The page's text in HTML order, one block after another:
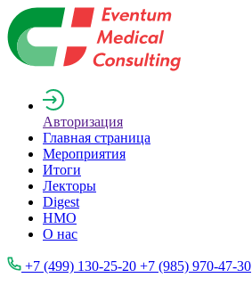
Авторизация
Главная страница
Мероприятия
Итоги
Лекторы
Digest
НМО
О нас
+7 (499) 130-25-20 +7 (985) 970-47-30